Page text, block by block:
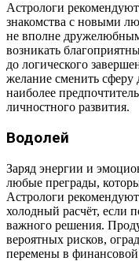
Астрологи
знакомства с новыми
не вполне
возникать
до логического
желание сменить сферу
наиболее
личностного развития.
Водолей
Заряд энергии и
любые преграды,
Астрологи
холодный расчёт, если
важного решения.
вероятных рисков,
перемены в финансовой